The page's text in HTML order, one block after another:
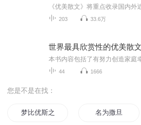
203 33.6万
44 1666
您是不是在找：
梦比优斯之梦比优雨传奇名为撒旦